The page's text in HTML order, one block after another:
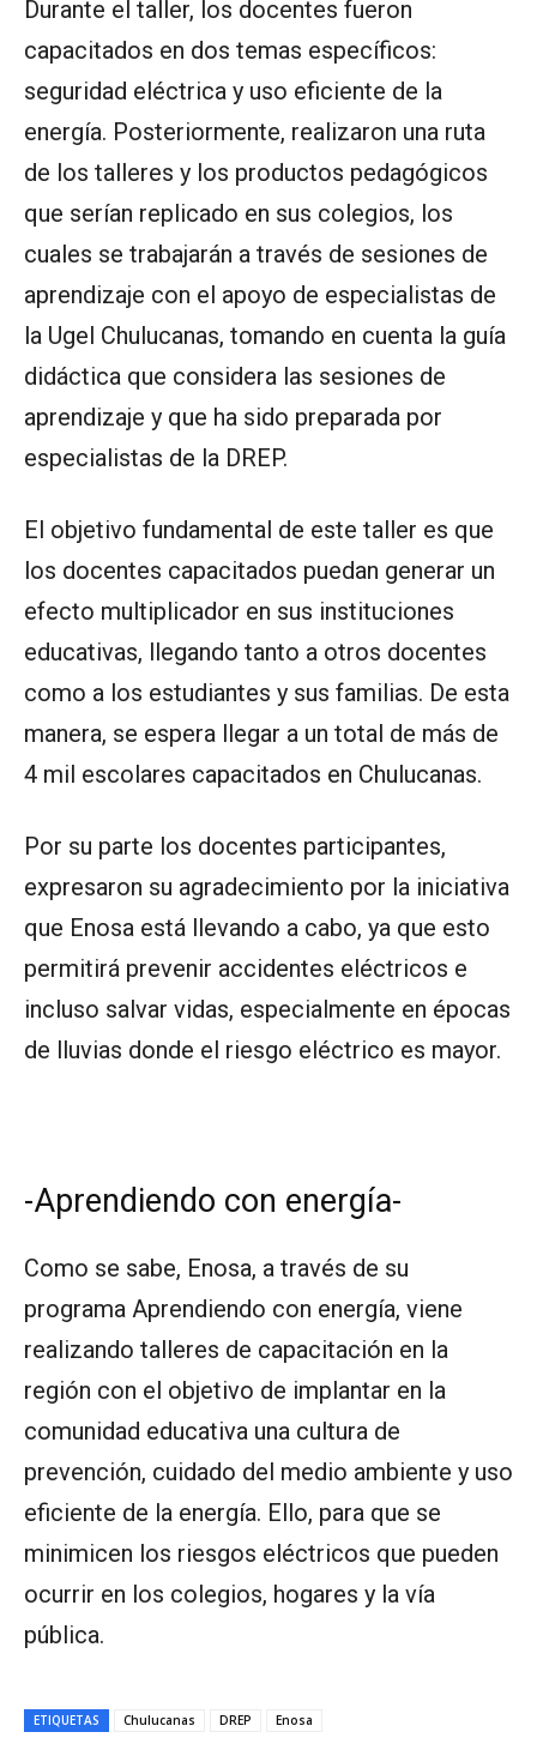
Durante el taller, los docentes fueron
capacitados en dos temas específicos:
seguridad eléctrica y uso eficiente de la
energía. Posteriormente, realizaron una ruta
de los talleres y los productos pedagógicos
que serían replicado en sus colegios, los
cuales se trabajarán a través de sesiones de
aprendizaje con el apoyo de especialistas de
la Ugel Chulucanas, tomando en cuenta la guía
didáctica que considera las sesiones de
aprendizaje y que ha sido preparada por
especialistas de la DREP.
El objetivo fundamental de este taller es que
los docentes capacitados puedan generar un
efecto multiplicador en sus instituciones
educativas, llegando tanto a otros docentes
como a los estudiantes y sus familias. De esta
manera, se espera llegar a un total de más de
4 mil escolares capacitados en Chulucanas.
Por su parte los docentes participantes,
expresaron su agradecimiento por la iniciativa
que Enosa está llevando a cabo, ya que esto
permitirá prevenir accidentes eléctricos e
incluso salvar vidas, especialmente en épocas
de lluvias donde el riesgo eléctrico es mayor.
-Aprendiendo con energía-
Como se sabe, Enosa, a través de su
programa Aprendiendo con energía, viene
realizando talleres de capacitación en la
región con el objetivo de implantar en la
comunidad educativa una cultura de
prevención, cuidado del medio ambiente y uso
eficiente de la energía. Ello, para que se
minimicen los riesgos eléctricos que pueden
ocurrir en los colegios, hogares y la vía
pública.
ETIQUETAS Chulucanas DREP Enosa